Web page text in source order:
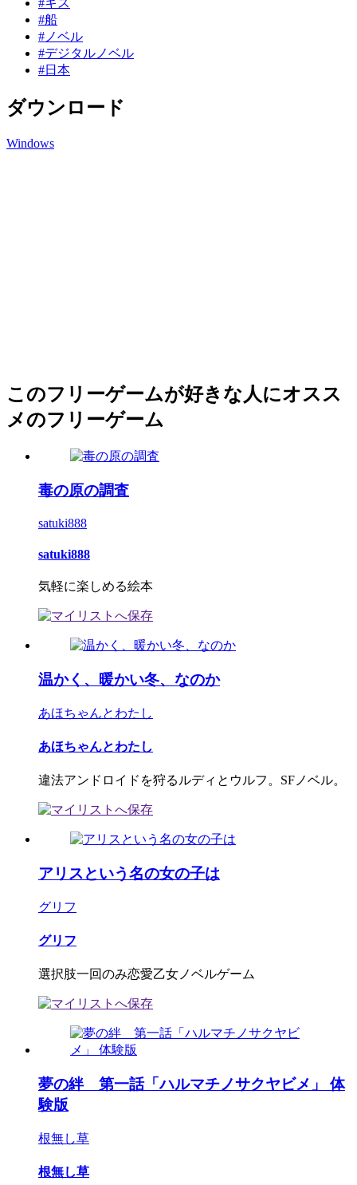
#船
#ノベル
#デジタルノベル
#日本
ダウンロード
Windows
このフリーゲームが好きな人にオスス
メのフリーゲーム
毒の原の調査
satuki888
satuki888
気軽に楽しめる絵本
温かく、暖かい冬、なのか
あほちゃんとわたし
あほちゃんとわたし
違法アンドロイドを狩るルディとウルフ。SFノベル。
アリスという名の女の子は
グリフ
グリフ
選択肢一回のみ恋愛乙女ノベルゲーム
夢の絆 第一話「ハルマチノサクヤビメ」 体
験版
根無し草
根無し草